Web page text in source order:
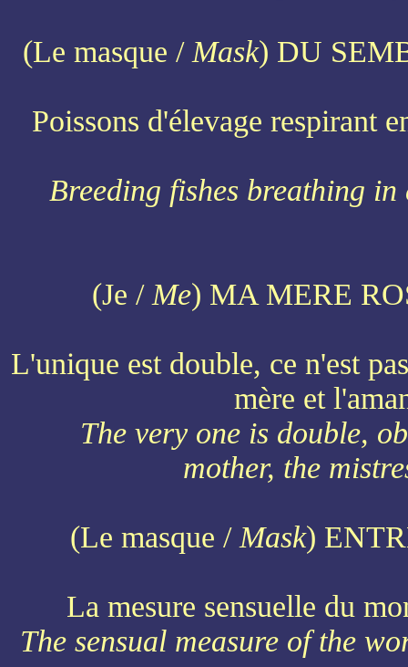
(Le masque / Mask) DU
Poissons d'élevage respirant
Breeding fishes breathing
(Je / Me) MA MERE
L'unique est double, ce n'est
mère et
The very one is double,
mother, the
(Le masque / Mask)
La mesure sensuelle du
The sensual measure of the